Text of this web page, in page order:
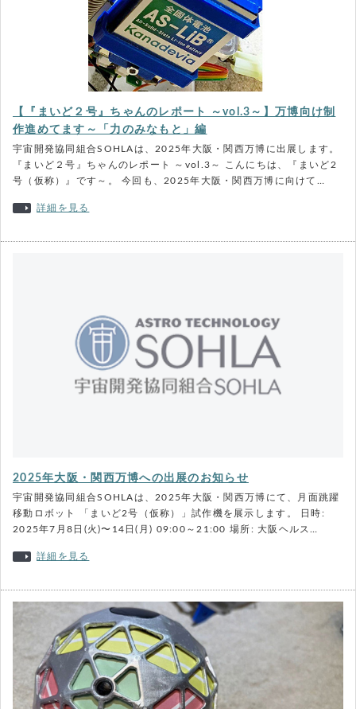
【『まいど２号』ちゃんのレポート ～vol.3～】万博向け制
作進めてます～「力のみなもと」編
宇宙開発協同組合SOHLAは、2025年大阪・関西万博に出展します。
『まいど２号』ちゃんのレポート ～vol.3～ こんにちは、『まいど2
号（仮称）』です～。 今回も、2025年大阪・関西万博に向けて…
詳細を見る
2025年大阪・関西万博への出展のお知らせ
宇宙開発協同組合SOHLAは、2025年大阪・関西万博にて、月面跳躍
移動ロボット 「まいど2号（仮称）」試作機を展示します。 日時:
2025年7月8日(火)〜14日(月) 09:00～21:00 場所: 大阪ヘルス…
詳細を見る